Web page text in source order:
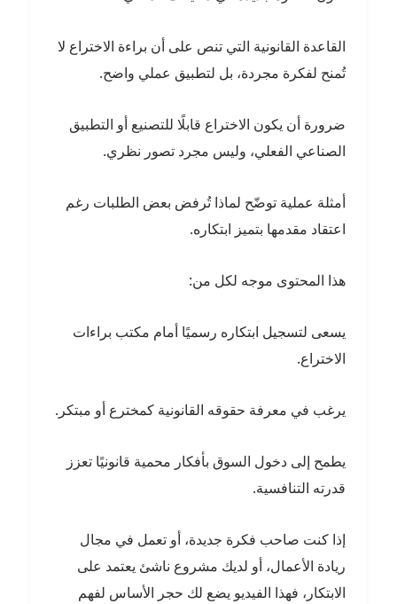
القاعدة القانونية التي تنص على أن براءة الاختراع لا
تُمنح لفكرة مجردة، بل لتطبيق عملي واضح.
ضرورة أن يكون الاختراع قابلًا للتصنيع أو التطبيق
الصناعي الفعلي، وليس مجرد تصور نظري.
أمثلة عملية توضّح لماذا تُرفض بعض الطلبات رغم
اعتقاد مقدمها بتميز ابتكاره.
هذا المحتوى موجه لكل من:
يسعى لتسجيل ابتكاره رسميًا أمام مكتب براءات
الاختراع.
يرغب في معرفة حقوقه القانونية كمخترع أو مبتكر.
يطمح إلى دخول السوق بأفكار محمية قانونيًا تعزز
قدرته التنافسية.
إذا كنت صاحب فكرة جديدة، أو تعمل في مجال
ريادة الأعمال، أو لديك مشروع ناشئ يعتمد على
الابتكار، فهذا الفيديو يضع لك حجر الأساس لفهم